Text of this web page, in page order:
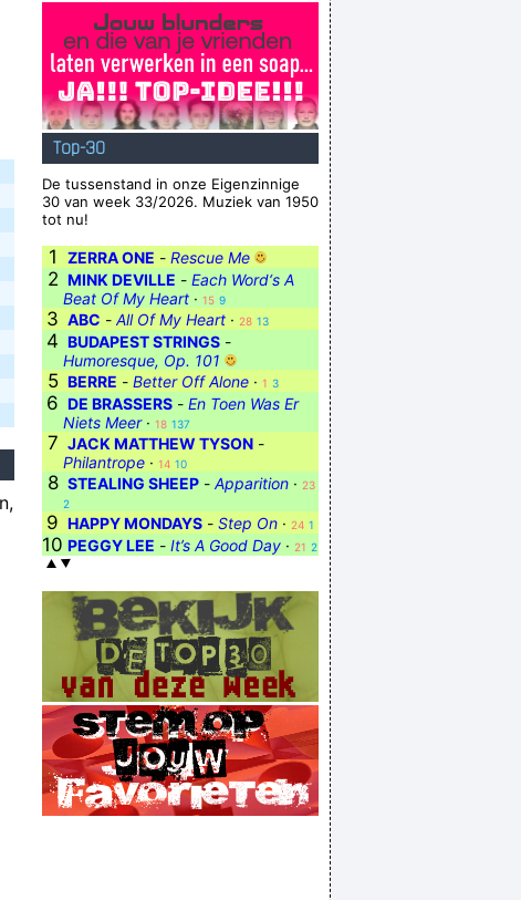
Top-30
De tussenstand in onze Eigenzinnige
30 van week 33/2026. Muziek van 1950
tot nu!
1 ZERRA ONE - Rescue Me
2 MINK DEVILLE - Each Word‘s A
Beat Of My Heart · 15 9
3 ABC - All Of My Heart · 28 13
4 BUDAPEST STRINGS -
Humoresque, Op. 101
5 BERRE - Better Off Alone · 1 3
6 DE BRASSERS - En Toen Was Er
Niets Meer· 18 137
7 JACK MATTHEW TYSON -
Philantrope · 14 10
8 STEALING SHEEP - Apparition · 23
2
9 HAPPY MONDAYS - Step On · 24 1
10 PEGGY LEE - It’s A Good Day · 21 2